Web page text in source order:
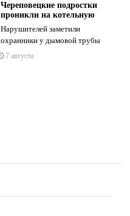
Череповецкие подростки
проникли на котельную
Нарушителей заметили
охранники у дымовой трубы
7 августа